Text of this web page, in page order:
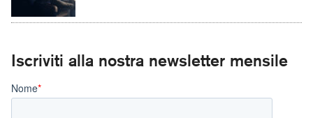
Iscriviti alla nostra newsletter mensile